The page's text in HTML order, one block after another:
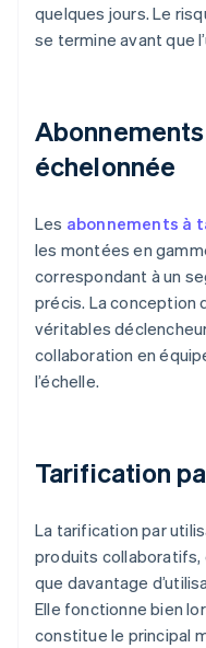
quelques jours. Le
se termine avant que
échelonnée
Les abonnements à
les montées en
correspondant à un
précis. La conception
véritables
collaboration en
l’échelle.
Tarification
La tarification par
produits collaboratifs,
que davantage
Elle fonctionne bien
constitue le principal